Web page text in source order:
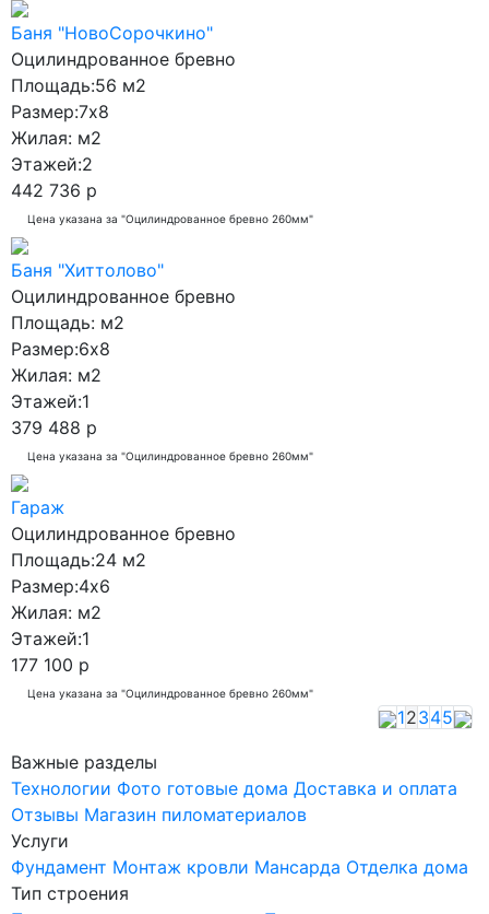
Баня "НовоСорочкино"
Оцилиндрованное бревно
Площадь:56 м2
Размер:7x8
Жилая: м2
Этажей:2
442 736 р
Цена указана за "Оцилиндрованное бревно 260мм"
Баня "Хиттолово"
Оцилиндрованное бревно
Площадь: м2
Размер:6x8
Жилая: м2
Этажей:1
379 488 р
Цена указана за "Оцилиндрованное бревно 260мм"
Гараж
Оцилиндрованное бревно
Площадь:24 м2
Размер:4x6
Жилая: м2
Этажей:1
177 100 р
Цена указана за "Оцилиндрованное бревно 260мм"
12345
Важные разделы
Технологии Фото готовые дома Доставка и оплата
Отзывы Магазин пиломатериалов
Услуги
Фундамент Монтаж кровли Мансарда Отделка дома
Тип строения